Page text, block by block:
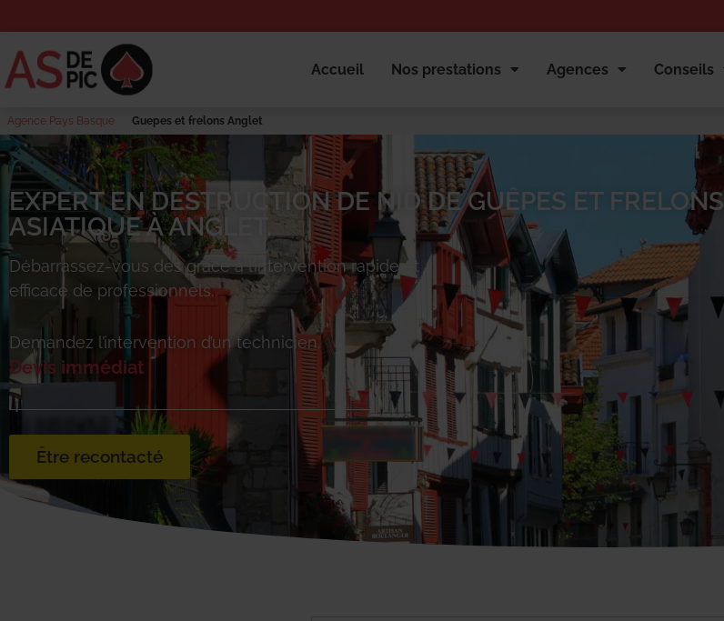
Accueil Nos prestations Agences Conseils
Agence Pays Basque Guepes et frelons Anglet
EXPERT EN DESTRUCTION DE NID DE GUÊPES ET FRELONS
ASIATIQUE À ANGLET.
Débarrassez-vous desgrâce à l’intervention rapide et
efficace de professionnels.
Demandez l’intervention d’un technicien.
Devis immédiat
Être recontacté